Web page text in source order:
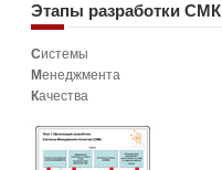
Этапы разработки СМК
Системы
Менеджмента
Качества